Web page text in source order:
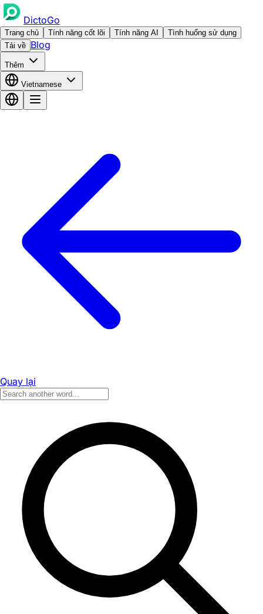
DictoGo
Trang chủ Tính năng cốt lõi Tính năng AI
Tình huống sử dụng
Tải về Blog
Thêm
Vietnamese
Quay lại